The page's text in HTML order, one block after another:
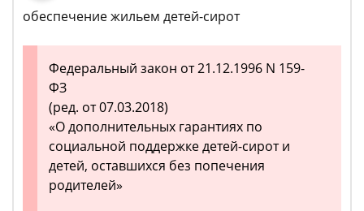
обеспечение жильем детей-сирот
Федеральный закон от 21.12.1996 N 159-
ФЗ
(ред. от 07.03.2018)
«О дополнительных гарантиях по
социальной поддержке детей-сирот и
детей, оставшихся без попечения
родителей»